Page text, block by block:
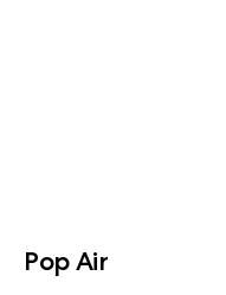
Pop Air